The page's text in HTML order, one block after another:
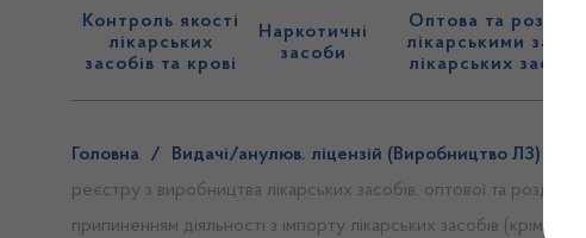
Контроль якості
лікарських
засобів та крові
Наркотичні
засоби
Оптова та
лікарськими
лікарських
Головна / Видачі/анулюв. ліцензій (Виробництво ЛЗ)
реєстру з виробництва лікарських засобів, оптової та
припиненням діяльності з імпорту лікарських засобів (крім